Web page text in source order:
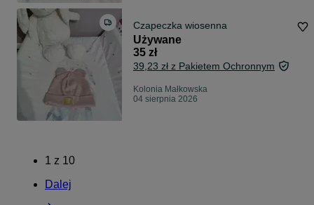
Czapeczka wiosenna
Używane
35 zł
39,23 zł z Pakietem Ochronnym
Kolonia Małkowska
04 sierpnia 2026
1 z 10
Dalej